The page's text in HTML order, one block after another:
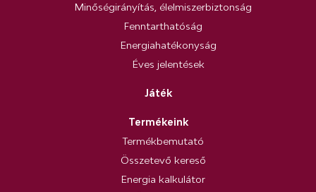
Minőségirányítás, élelmiszerbiztonság
Fenntarthatóság
Energiahatékonyság
Éves jelentések
Játék
Termékeink
Termékbemutató
Összetevő kereső
Energia kalkulátor